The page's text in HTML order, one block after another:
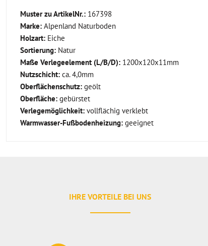
Muster zu ArtikelNr.: 167398
Marke: Alpenland Naturboden
Holzart: Eiche
Sortierung: Natur
Maße Verlegeelement (L/B/D): 1200x120x11mm
Nutzschicht: ca. 4,0mm
Oberflächenschutz: geölt
Oberfläche: gebürstet
Verlegemöglichkeit: vollflächig verklebt
Warmwasser-Fußbodenheizung: geeignet
IHRE VORTEILE BEI UNS